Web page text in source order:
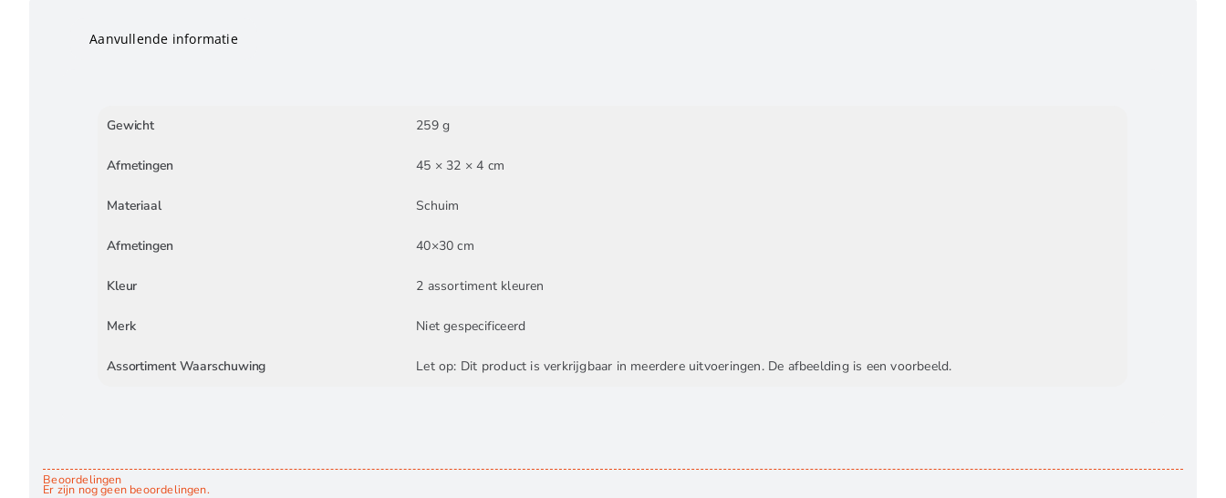
Aanvullende informatie
Gewicht 259 g
Afmetingen 45 × 32 × 4 cm
Materiaal Schuim
Afmetingen 40×30 cm
Kleur 2 assortiment kleuren
Merk Niet gespecificeerd
Assortiment Waarschuwing Let op: Dit product is verkrijgbaar in meerdere uitvoeringen. De afbeelding is een voorbeeld.
Beoordelingen
Er zijn nog geen beoordelingen.